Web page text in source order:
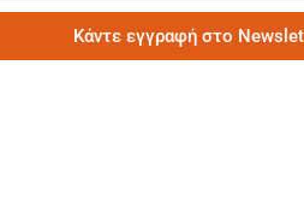
Κάντε εγγραφή στο